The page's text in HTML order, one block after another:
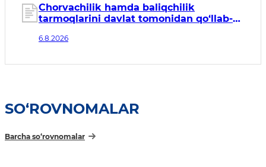
sanasi 07.08.2026
Chorvachilik hamda baliqchilik
tarmoqlarini davlat tomonidan qo‘llab-
tadbirlari to‘g‘risida
6.8.2026
SO‘ROVNOMALAR
Barcha so‘rovnomalar